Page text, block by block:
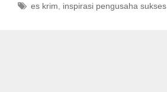
a
T
es krim inspirasi pengusaha sukses